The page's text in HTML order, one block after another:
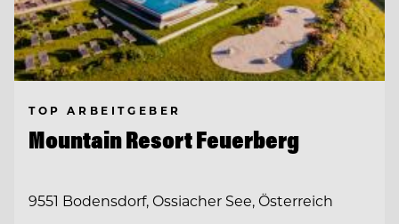
TOP ARBEITGEBER
Mountain Resort Feuerberg
9551 Bodensdorf, Ossiacher See, Österreich